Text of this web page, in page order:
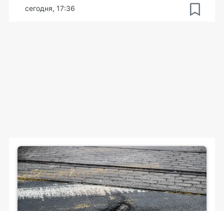
сегодня, 17:36